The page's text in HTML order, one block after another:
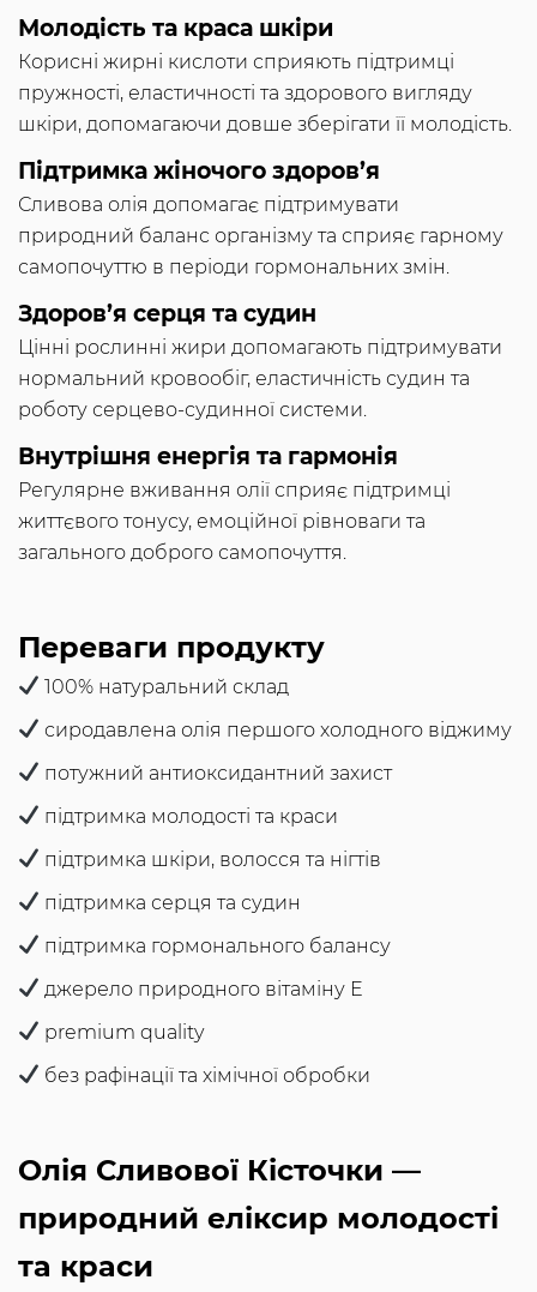
Молодість та краса шкіри
Корисні жирні кислоти сприяють підтримці
пружності, еластичності та здорового вигляду
шкіри, допомагаючи довше зберігати її молодість.
Підтримка жіночого здоров’я
Сливова олія допомагає підтримувати
природний баланс організму та сприяє гарному
самопочуттю в періоди гормональних змін.
Здоров’я серця та судин
Цінні рослинні жири допомагають підтримувати
нормальний кровообіг, еластичність судин та
роботу серцево-судинної системи.
Внутрішня енергія та гармонія
Регулярне вживання олії сприяє підтримці
життєвого тонусу, емоційної рівноваги та
загального доброго самопочуття.
Переваги продукту
100% натуральний склад
сиродавлена олія першого холодного віджиму
потужний антиоксидантний захист
підтримка молодості та краси
підтримка шкіри, волосся та нігтів
підтримка серця та судин
підтримка гормонального балансу
джерело природного вітаміну Е
premium quality
без рафінації та хімічної обробки
Олія Сливової Кісточки —
природний еліксир молодості
та краси